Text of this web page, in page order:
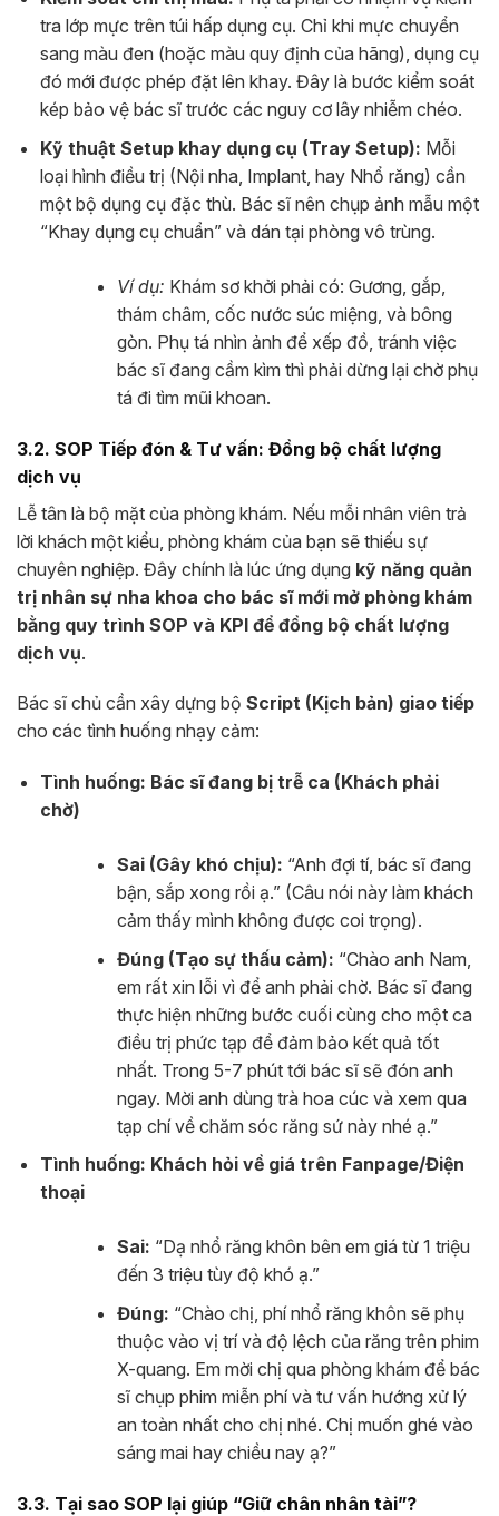
tra lớp mực trên túi hấp dụng cụ. Chỉ khi mực chuyển
sang màu đen (hoặc màu quy định của hãng), dụng cụ
đó mới được phép đặt lên khay. Đây là bước kiểm soát
kép bảo vệ bác sĩ trước các nguy cơ lây nhiễm chéo.
Kỹ thuật Setup khay dụng cụ (Tray Setup): Mỗi
loại hình điều trị (Nội nha, Implant, hay Nhổ răng) cần
một bộ dụng cụ đặc thù. Bác sĩ nên chụp ảnh mẫu một
“Khay dụng cụ chuẩn” và dán tại phòng vô trùng.
Ví dụ: Khám sơ khởi phải có: Gương, gắp,
thám châm, cốc nước súc miệng, và bông
gòn. Phụ tá nhìn ảnh để xếp đồ, tránh việc
bác sĩ đang cầm kìm thì phải dừng lại chờ phụ
tá đi tìm mũi khoan.
3.2. SOP Tiếp đón & Tư vấn: Đồng bộ chất lượng
dịch vụ
Lễ tân là bộ mặt của phòng khám. Nếu mỗi nhân viên trả
lời khách một kiểu, phòng khám của bạn sẽ thiếu sự
chuyên nghiệp. Đây chính là lúc ứng dụng kỹ năng quản
trị nhân sự nha khoa cho bác sĩ mới mở phòng khám
bằng quy trình SOP và KPI để đồng bộ chất lượng
dịch vụ.
Bác sĩ chủ cần xây dựng bộ Script (Kịch bản) giao tiếp
cho các tình huống nhạy cảm:
Tình huống: Bác sĩ đang bị trễ ca (Khách phải
chờ)
Sai (Gây khó chịu): “Anh đợi tí, bác sĩ đang
bận, sắp xong rồi ạ.” (Câu nói này làm khách
cảm thấy mình không được coi trọng).
Đúng (Tạo sự thấu cảm): “Chào anh Nam,
em rất xin lỗi vì để anh phải chờ. Bác sĩ đang
thực hiện những bước cuối cùng cho một ca
điều trị phức tạp để đảm bảo kết quả tốt
nhất. Trong 5-7 phút tới bác sĩ sẽ đón anh
ngay. Mời anh dùng trà hoa cúc và xem qua
tạp chí về chăm sóc răng sứ này nhé ạ.”
Tình huống: Khách hỏi về giá trên Fanpage/Điện
thoại
Sai: “Dạ nhổ răng khôn bên em giá từ 1 triệu
đến 3 triệu tùy độ khó ạ.”
Đúng: “Chào chị, phí nhổ răng khôn sẽ phụ
thuộc vào vị trí và độ lệch của răng trên phim
X-quang. Em mời chị qua phòng khám để bác
sĩ chụp phim miễn phí và tư vấn hướng xử lý
an toàn nhất cho chị nhé. Chị muốn ghé vào
sáng mai hay chiều nay ạ?”
3.3. Tại sao SOP lại giúp “Giữ chân nhân tài”?